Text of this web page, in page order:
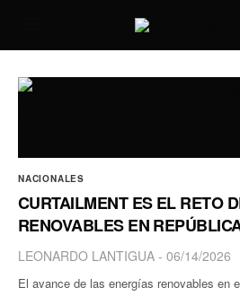
NACIONALES
CURTAILMENT ES EL RETO
RENOVABLES EN
LEONARDO LANTIGUA 06/14/2026
El avance de las energías renovables en